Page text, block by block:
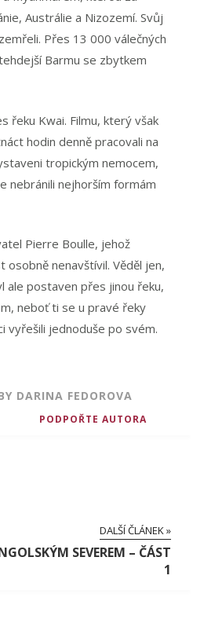
Austrálie a Nizozemí. Svůj
Přes 13 000 válečných
Barmu se zbytkem
řeku Kwai. Filmu, který však
hodin denně pracovali na
tropickým nemocem,
nebránili nejhorším formám
Pierre Boulle, jehož
nenavštívil. Věděl jen,
ale postaven přes jinou řeku,
neboť ti se u pravé řeky
vyřešili jednoduše po svém.
DARINA FEDOROVA
PODPOŘTE AUTORA
DALŠÍ ČLÁNEK »
SEVEREM – ČÁST
1